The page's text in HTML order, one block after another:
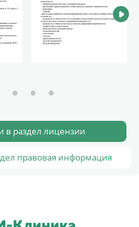
в раздел лицензии
правовая информация